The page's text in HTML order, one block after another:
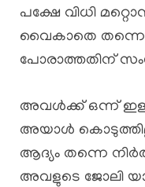
പക്ഷേ വിധി
വൈകാതെ തന്നെ
പോരാത്തതിന്
അവൾക്ക് ഒന്ന്
അയാൾ
ആദ്യം തന്നെ
അവളുടെ ജോലി